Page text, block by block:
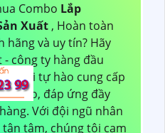
Combo Lắp
Xuất , Hoàn toàn
hãng và uy tín? Hãy
- công ty hàng đầu
tôi tự hào cung cấp
cao, đáp ứng đầy
Với đội ngũ nhân
tâm, chúng tôi cam